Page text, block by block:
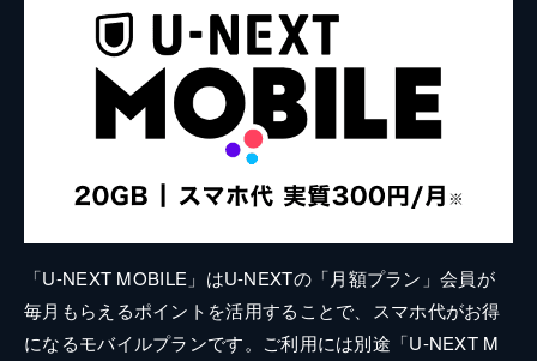
「U-NEXT MOBILE」はU-NEXTの「月額プラン」会員が
毎月もらえるポイントを活用することで、スマホ代がお得
になるモバイルプランです。ご利用には別途「U-NEXT M